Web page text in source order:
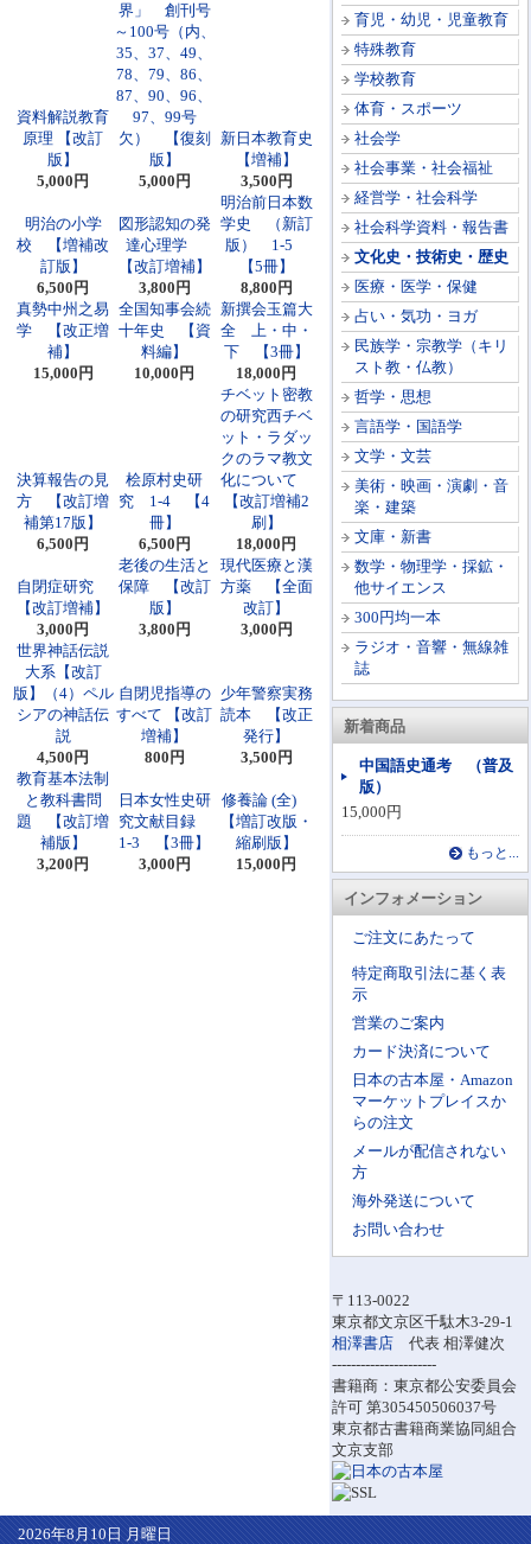
育児・幼児・児童教育
特殊教育
学校教育
体育・スポーツ
社会学
社会事業・社会福祉
経営学・社会科学
社会科学資料・報告書
文化史・技術史・歴史
医療・医学・保健
占い・気功・ヨガ
民族学・宗教学（キリ
スト教・仏教）
哲学・思想
言語学・国語学
文学・文芸
美術・映画・演劇・音
楽・建築
文庫・新書
数学・物理学・採鉱・
他サイエンス
300円均一本
ラジオ・音響・無線雑
誌
新着商品
中国語史通考 （普及
版）
15,000円
もっと...
インフォメーション
ご注文にあたって
特定商取引法に基く表
示
営業のご案内
カード決済について
日本の古本屋・Amazon
マーケットプレイスか
らの注文
メールが配信されない
方
海外発送について
お問い合わせ
〒113-0022
東京都文京区千駄木3-29-1
相澤書店 代表 相澤健次
----------------------
書籍商：東京都公安委員会
許可 第305450506037号
東京都古書籍商業協同組合
文京支部
資料解説教育
原理 【改訂
版】
5,000円
界」 創刊号
～100号（内、
35、37、49、
78、79、86、
87、90、96、
97、99号
欠） 【復刻
版】
5,000円
新日本教育史
【増補】
3,500円
明治の小学
校 【増補改
訂版】
6,500円
図形認知の発
達心理学
【改訂増補】
3,800円
明治前日本数
学史 （新訂
版） 1-5
【5冊】
8,800円
真勢中州之易
学 【改正増
補】
15,000円
全国知事会続
十年史 【資
料編】
10,000円
新撰会玉篇大
全 上・中・
下 【3冊】
18,000円
決算報告の見
方 【改訂増
補第17版】
6,500円
桧原村史研
究 1-4 【4
冊】
6,500円
チベット密教
の研究西チベ
ット・ラダッ
クのラマ教文
化について
【改訂増補2
刷】
18,000円
自閉症研究
【改訂増補】
3,000円
老後の生活と
保障 【改訂
版】
3,800円
現代医療と漢
方薬 【全面
改訂】
3,000円
世界神話伝説
大系【改訂
版】（4）ペル
シアの神話伝
説
4,500円
自閉児指導の
すべて 【改訂
増補】
800円
少年警察実務
読本 【改正
発行】
3,500円
教育基本法制
と教科書問
題 【改訂増
補版】
3,200円
日本女性史研
究文献目録
1-3 【3冊】
3,000円
修養論 (全)
【増訂改版・
縮刷版】
15,000円
2026年8月10日 月曜日